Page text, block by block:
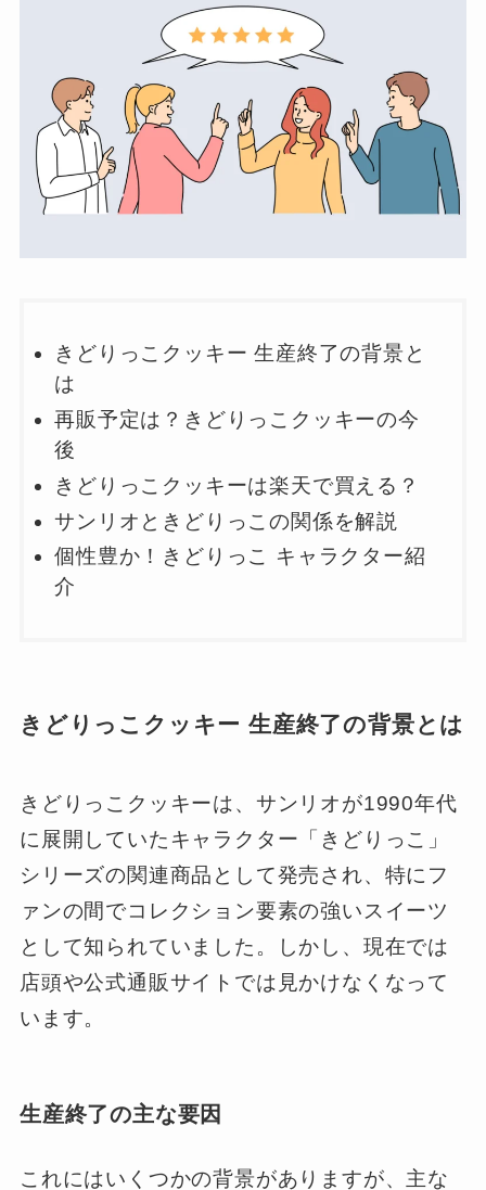
きどりっこクッキー 生産終了の背景と
は
再販予定は？きどりっこクッキーの今
後
きどりっこクッキーは楽天で買える？
サンリオときどりっこの関係を解説
個性豊か！きどりっこ キャラクター紹
介
きどりっこクッキー 生産終了の背景とは
きどりっこクッキーは、サンリオが1990年代
に展開していたキャラクター「きどりっこ」
シリーズの関連商品として発売され、特にフ
ァンの間でコレクション要素の強いスイーツ
として知られていました。しかし、現在では
店頭や公式通販サイトでは見かけなくなって
います。
生産終了の主な要因
これにはいくつかの背景がありますが、主な